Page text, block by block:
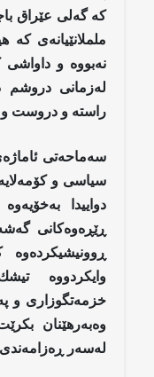
کە گەلی عێراق
ململانێیانەی کە
نەبووە و داواشی
لەزمانی دروشم
راستە و دروست و
سەماحەتی
سیاسی و
دواییدا
ڕێڕەوەکانی
وایکردووە
خزمەتگوزاری و
وەبەرهێنان
لەسەر ڕەزامەندی